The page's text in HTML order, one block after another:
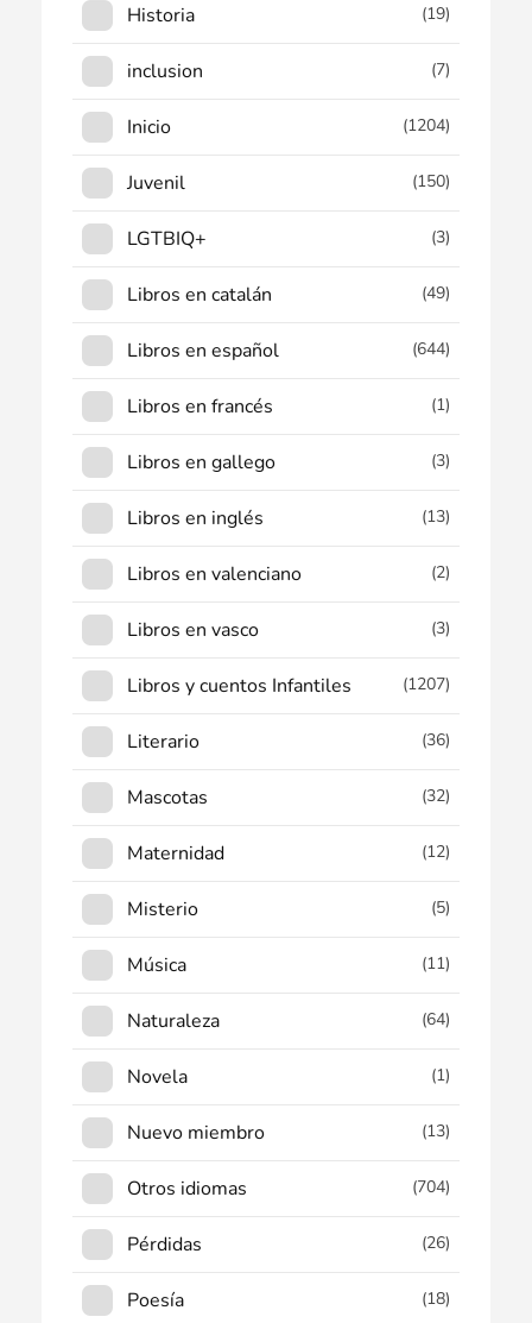
Historia (19)
inclusion (7)
Inicio (1204)
Juvenil (150)
LGTBIQ+ (3)
Libros en catalán (49)
Libros en español (644)
Libros en francés (1)
Libros en gallego (3)
Libros en inglés (13)
Libros en valenciano (2)
Libros en vasco (3)
Libros y cuentos Infantiles (1207)
Literario (36)
Mascotas (32)
Maternidad (12)
Misterio (5)
Música (11)
Naturaleza (64)
Novela (1)
Nuevo miembro (13)
Otros idiomas (704)
Pérdidas (26)
Poesía (18)